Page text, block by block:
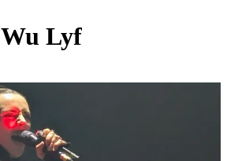
Wu Lyf